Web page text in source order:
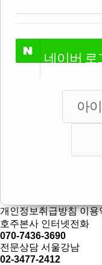
네이버로
아
개인정보취급방침 이용
호주본사 인터넷전화
070-7436-3690
전문상담 서울강남
02-3477-2412